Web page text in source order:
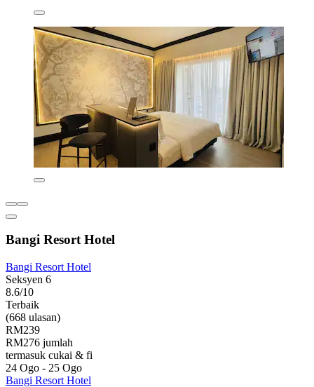
Bangi Resort Hotel
Bangi Resort Hotel
Seksyen 6
8.6/10
Terbaik
(668 ulasan)
RM239
RM276 jumlah
termasuk cukai & fi
24 Ogo - 25 Ogo
Bangi Resort Hotel